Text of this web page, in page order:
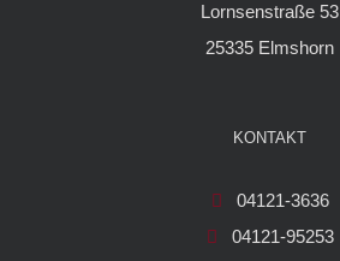
Lornsenstraße 53
25335 Elmshorn
KONTAKT
04121-3636
04121-95253